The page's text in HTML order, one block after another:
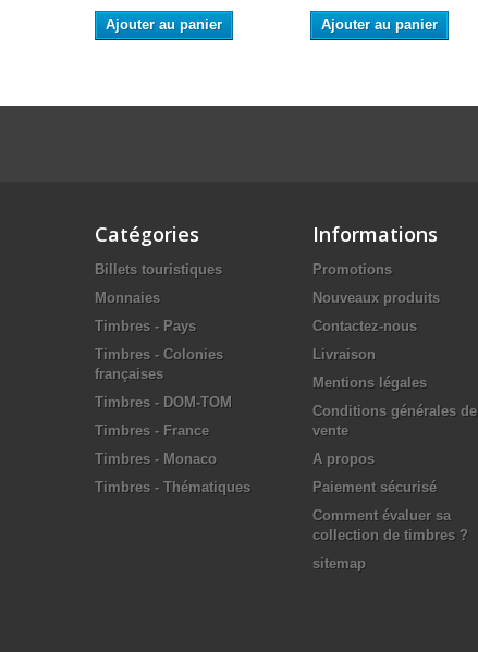
Ajouter au panier Ajouter au panier
Catégories
Billets touristiques
Monnaies
Timbres - Pays
Timbres - Colonies
françaises
Timbres - DOM-TOM
Timbres - France
Timbres - Monaco
Timbres - Thématiques
Informations
Promotions
Nouveaux produits
Contactez-nous
Livraison
Mentions légales
Conditions générales de
vente
A propos
Paiement sécurisé
Comment évaluer sa
collection de timbres ?
sitemap